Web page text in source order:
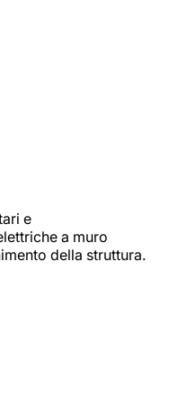
e
a muro
della struttura.